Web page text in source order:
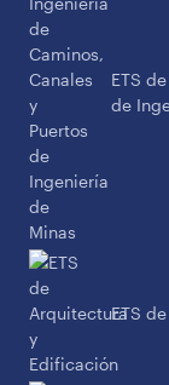
ETS
de
ETS